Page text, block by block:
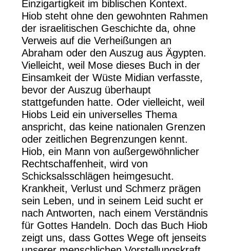
Einzigartigkeit im biblischen Kontext.
Hiob steht ohne den gewohnten Rahmen
der israelitischen Geschichte da, ohne
Verweis auf die Verheißungen an
Abraham oder den Auszug aus Ägypten.
Vielleicht, weil Mose dieses Buch in der
Einsamkeit der Wüste Midian verfasste,
bevor der Auszug überhaupt
stattgefunden hatte. Oder vielleicht, weil
Hiobs Leid ein universelles Thema
anspricht, das keine nationalen Grenzen
oder zeitlichen Begrenzungen kennt.
Hiob, ein Mann von außergewöhnlicher
Rechtschaffenheit, wird von
Schicksalsschlägen heimgesucht.
Krankheit, Verlust und Schmerz prägen
sein Leben, und in seinem Leid sucht er
nach Antworten, nach einem Verständnis
für Gottes Handeln. Doch das Buch Hiob
zeigt uns, dass Gottes Wege oft jenseits